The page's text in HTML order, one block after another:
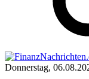
Donnerstag,